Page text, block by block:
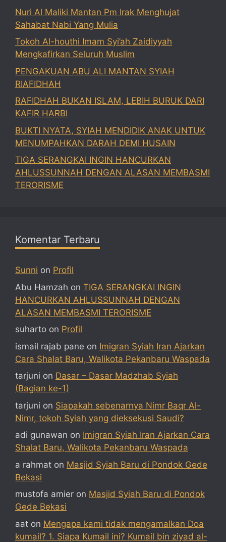
Nuri Al Maliki Mantan Pm Irak Menghujat
Sahabat Nabi Yang Mulia
Tokoh Al-houthi Imam Syi’ah Zaidiyyah
Mengkafirkan Seluruh Muslim
PENGAKUAN ABU ALI MANTAN SYIAH
RIAFIDHAH
RAFIDHAH BUKAN ISLAM, LEBIH BURUK DARI
KAFIR HARBI
BUKTI NYATA, SYIAH MENDIDIK ANAK UNTUK
MENUMPAHKAN DARAH DEMI HUSAIN
TIGA SERANGKAI INGIN HANCURKAN
AHLUSSUNNAH DENGAN ALASAN MEMBASMI
TERORISME
Komentar Terbaru
Sunni on Profil
Abu Hamzah on TIGA SERANGKAI INGIN
HANCURKAN AHLUSSUNNAH DENGAN
ALASAN MEMBASMI TERORISME
suharto on Profil
ismail rajab pane on Imigran Syiah Iran Ajarkan
Cara Shalat Baru, Walikota Pekanbaru Waspada
tarjuni on Dasar – Dasar Madzhab Syiah
(Bagian ke-1)
tarjuni on Siapakah sebenarnya Nimr Baqr Al-
Nimr, tokoh Syiah yang dieksekusi Saudi?
adi gunawan on Imigran Syiah Iran Ajarkan Cara
Shalat Baru, Walikota Pekanbaru Waspada
a rahmat on Masjid Syiah Baru di Pondok Gede
Bekasi
mustofa amier on Masjid Syiah Baru di Pondok
Gede Bekasi
aat on Mengapa kami tidak mengamalkan Doa
kumail? 1. Siapa Kumail ini? Kumail bin ziyad al-